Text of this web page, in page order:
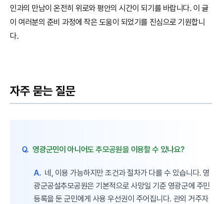
인과의 만남이 온전히 위로와 평안의 시간이 되기를 바랍니다. 이 글
이 여러분의 준비 과정에 작은 도움이 되었기를 진심으로 기원합니
다.
자주 묻는 질문
Q. 영광군민이 아니어도 추모공원을 이용할 수 있나요?
A. 네, 이용 가능하지만 조건과 절차가 다를 수 있습니다. 영
광군공설추모공원은 기본적으로 사망일 기준 영광군에 주민
등록을 둔 군민에게 사용 우선권이 주어집니다. 관외 거주자